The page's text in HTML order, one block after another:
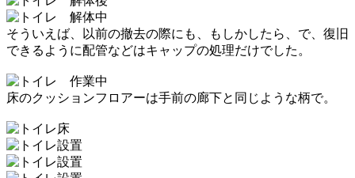
そういえば、以前の撤去の際にも、 もしかしたら、 で、復旧
できるように配管などはキャップの処理だけでした。
床のクッションフロアーは手前の廊下と同じような柄で。